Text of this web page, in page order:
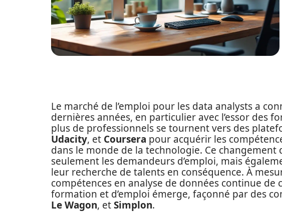
Le marché de l’emploi pour les data analysts a
dernières années, en particulier avec l’essor des
plus de professionnels se tournent vers des
Udacity, et Coursera pour acquérir les
dans le monde de la technologie. Ce
seulement les demandeurs d’emploi, mais
leur recherche de talents en conséquence. À
compétences en analyse de données continue de
formation et d’emploi émerge, façonné par des
Le Wagon, etSimplon.